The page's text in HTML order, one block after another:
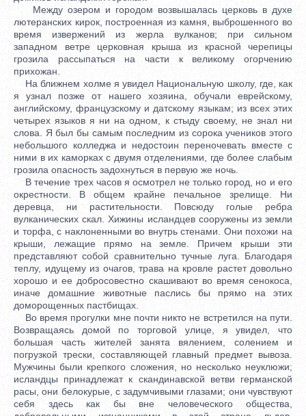
Между озером и городом возвышалась церковь в духе
лютеранских кирок, построенная из камня, выброшенного во
время извержений из жерла вулканов; при сильном
западном ветре церковная крыша из красной черепицы
грозила рассыпаться на части к великому огорчению
прихожан.
На ближнем холме я увидел Национальную школу, где, как
я узнал позже от нашего хозяина, обучали еврейскому,
английскому, французскому и датскому языкам; из всех этих
четырех языков я ни на одном, к стыду своему, не знал ни
слова. Я был бы самым последним из сорока учеников этого
небольшого колледжа и недостоин переночевать вместе с
ними в их каморках с двумя отделениями, где более слабым
грозила опасность задохнуться в первую же ночь.
В течение трех часов я осмотрел не только город, но и его
окрестности. В общем крайне печальное зрелище. Ни
деревца, ни растительности. Повсюду голые ребра
вулканических скал. Хижины исландцев сооружены из земли
и торфа, с наклоненными во внутрь стенами. Они похожи на
крыши, лежащие прямо на земле. Причем крыши эти
представляют собой сравнительно тучные луга. Благодаря
теплу, идущему из очагов, трава на кровле растет довольно
хорошо и ее добросовестно скашивают во время сенокоса,
иначе домашние животные паслись бы прямо на этих
доморощенных пастбищах.
Во время прогулки мне почти никто не встретился на пути.
Возвращаясь домой по торговой улице, я увидел, что
большая часть жителей занята вялением, солением и
погрузкой трески, составляющей главный предмет вывоза.
Мужчины были крепкого сложения, но несколько неуклюжи;
исландцы принадлежат к скандинавской ветви германской
расы, они белокурые, с задумчивыми глазами; они чувствуют
себя здесь как бы вне человеческого общества,